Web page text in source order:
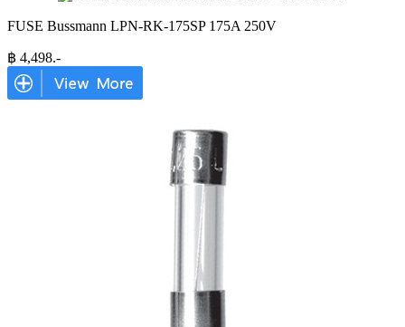
FUSE Bussmann LPN-RK-175SP 175A 250V
฿ 4,498.-